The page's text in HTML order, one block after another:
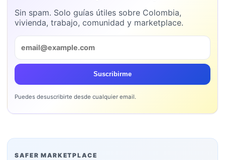
Sin spam. Solo guías útiles sobre Colombia,
vivienda, trabajo, comunidad y marketplace.
Suscribirme
Puedes desuscribirte desde cualquier email.
SAFER MARKETPLACE